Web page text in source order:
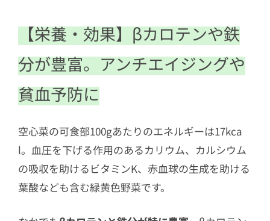
【栄養・効果】βカロテンや鉄
分が豊富。アンチエイジングや
貧血予防に
空心菜の可食部100gあたりのエネルギーは17kca
l。血圧を下げる作用のあるカリウム、カルシウム
の吸収を助けるビタミンK、赤血球の生成を助ける
葉酸なども含む緑黄色野菜です。